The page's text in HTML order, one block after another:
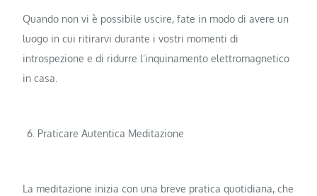
Quando non vi è possibile uscire, fate in modo di avere un
luogo in cui ritirarvi durante i vostri momenti di
introspezione e di ridurre l’inquinamento elettromagnetico
in casa.
Praticare Autentica Meditazione
La meditazione inizia con una breve pratica quotidiana, che